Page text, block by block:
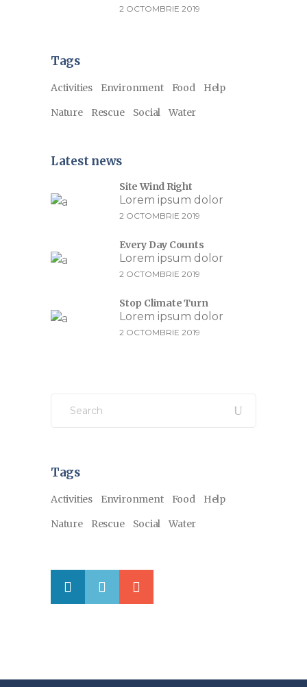
2 OCTOMBRIE 2019
Tags
Activities Environment Food
Help
Nature
Rescue Social Water
Latest news
Site Wind Right
Lorem ipsum dolor
2 OCTOMBRIE 2019
Every Day Counts
Lorem ipsum dolor
2 OCTOMBRIE 2019
Stop Climate Turn
Lorem ipsum dolor
2 OCTOMBRIE 2019
for:
Tags
Activities Environment Food
Help
Nature
Rescue Social Water